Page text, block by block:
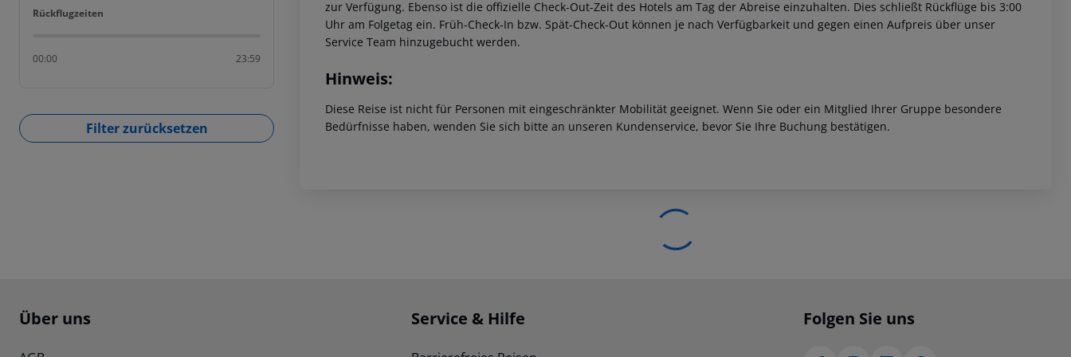
Rückflugzeiten
Rückflugzeiten
00:00 23:59
Filter zurücksetzen
zur Verfügung. Ebenso ist die offizielle Check-Out-Zeit des Hotels am Tag der Abreise einzuhalten. Dies schließt Rückflüge bis 3:00
Uhr am Folgetag ein. Früh-Check-In bzw. Spät-Check-Out können je nach Verfügbarkeit und gegen einen Aufpreis über unser
Service Team hinzugebucht werden.
Hinweis:
Diese Reise ist nicht für Personen mit eingeschränkter Mobilität geeignet. Wenn Sie oder ein Mitglied Ihrer Gruppe besondere
Bedürfnisse haben, wenden Sie sich bitte an unseren Kundenservice, bevor Sie Ihre Buchung bestätigen.
Footer navigation
Über uns Service & Hilfe Folgen Sie uns